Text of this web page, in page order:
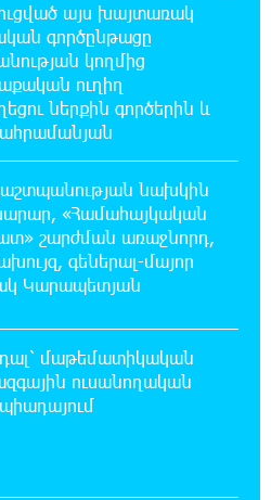
մեջ գրված է՝
քննիչներն ու
նրան՝ իրենց հավատից
համար, ասեք թե ինչպե՞ս
տարածքը կրճատվեց.
Սևան Ստարտափ Սամմիթին
է իր պրոդուկտներն ու
պետք է իր շուրջը
բոլոր
այս խայտառակ
գործընթացը
կողմից
ուղիղ
ներքին գործերին և
նախկին
«Համահայկական
շարժման առաջնորդ,
գեներալ-մայոր
Կարապետյան
մաթեմատիկական
ուսանողական